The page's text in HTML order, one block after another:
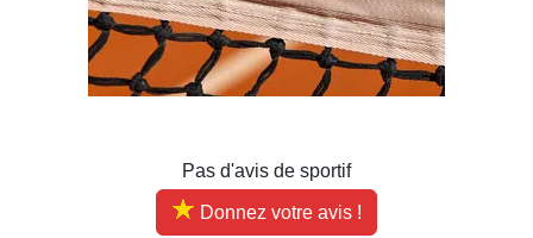
Pas d'avis de sportif
Donnez votre avis !